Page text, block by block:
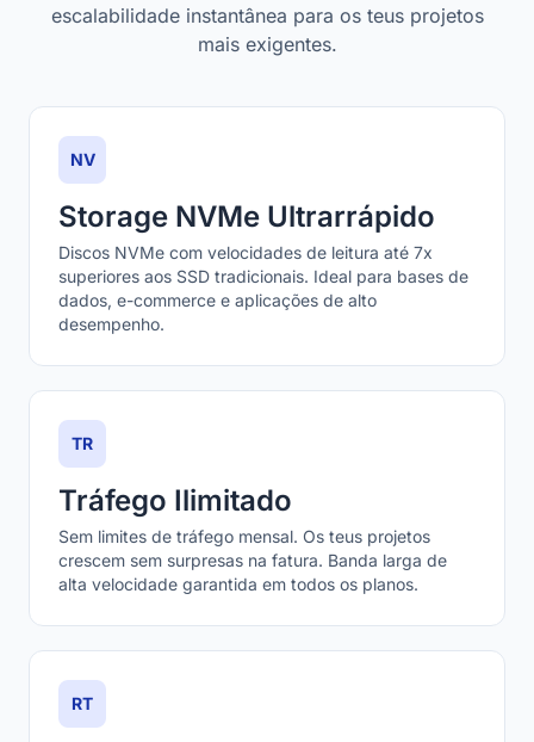
escalabilidade instantânea para os teus projetos
mais exigentes.
NV
Storage NVMe Ultrarrápido
Discos NVMe com velocidades de leitura até 7x
superiores aos SSD tradicionais. Ideal para bases de
dados, e-commerce e aplicações de alto
desempenho.
TR
Tráfego Ilimitado
Sem limites de tráfego mensal. Os teus projetos
crescem sem surpresas na fatura. Banda larga de
alta velocidade garantida em todos os planos.
RT